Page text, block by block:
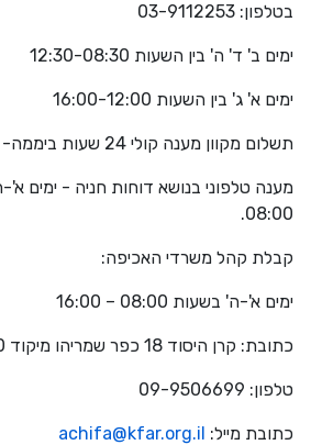
בטלפון: 03-9112253
ימים ב' ד' ה' בין השעות 12:30-08:30
ימים א' ג' בין השעות 16:00-12:00
תשלום מקוון מענה קולי 24 שעות ביממה- 04-6961340
08:00.
קבלת קהל משרדי האכיפה:
ימים א'-ה' בשעות 08:00 – 16:00
כתובת: קרן היסוד 18 כפר שמריהו מיקוד 4691000
טלפון: 09-9506699
כתובת מייל: achifa@kfar.org.il